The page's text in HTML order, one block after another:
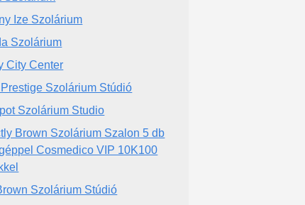
Ize Szolárium
Szolárium
City Center
Szolárium Stúdió
Szolárium Studio
Brown Szolárium Szalon 5 db
Cosmedico VIP 10K100
Szolárium Stúdió